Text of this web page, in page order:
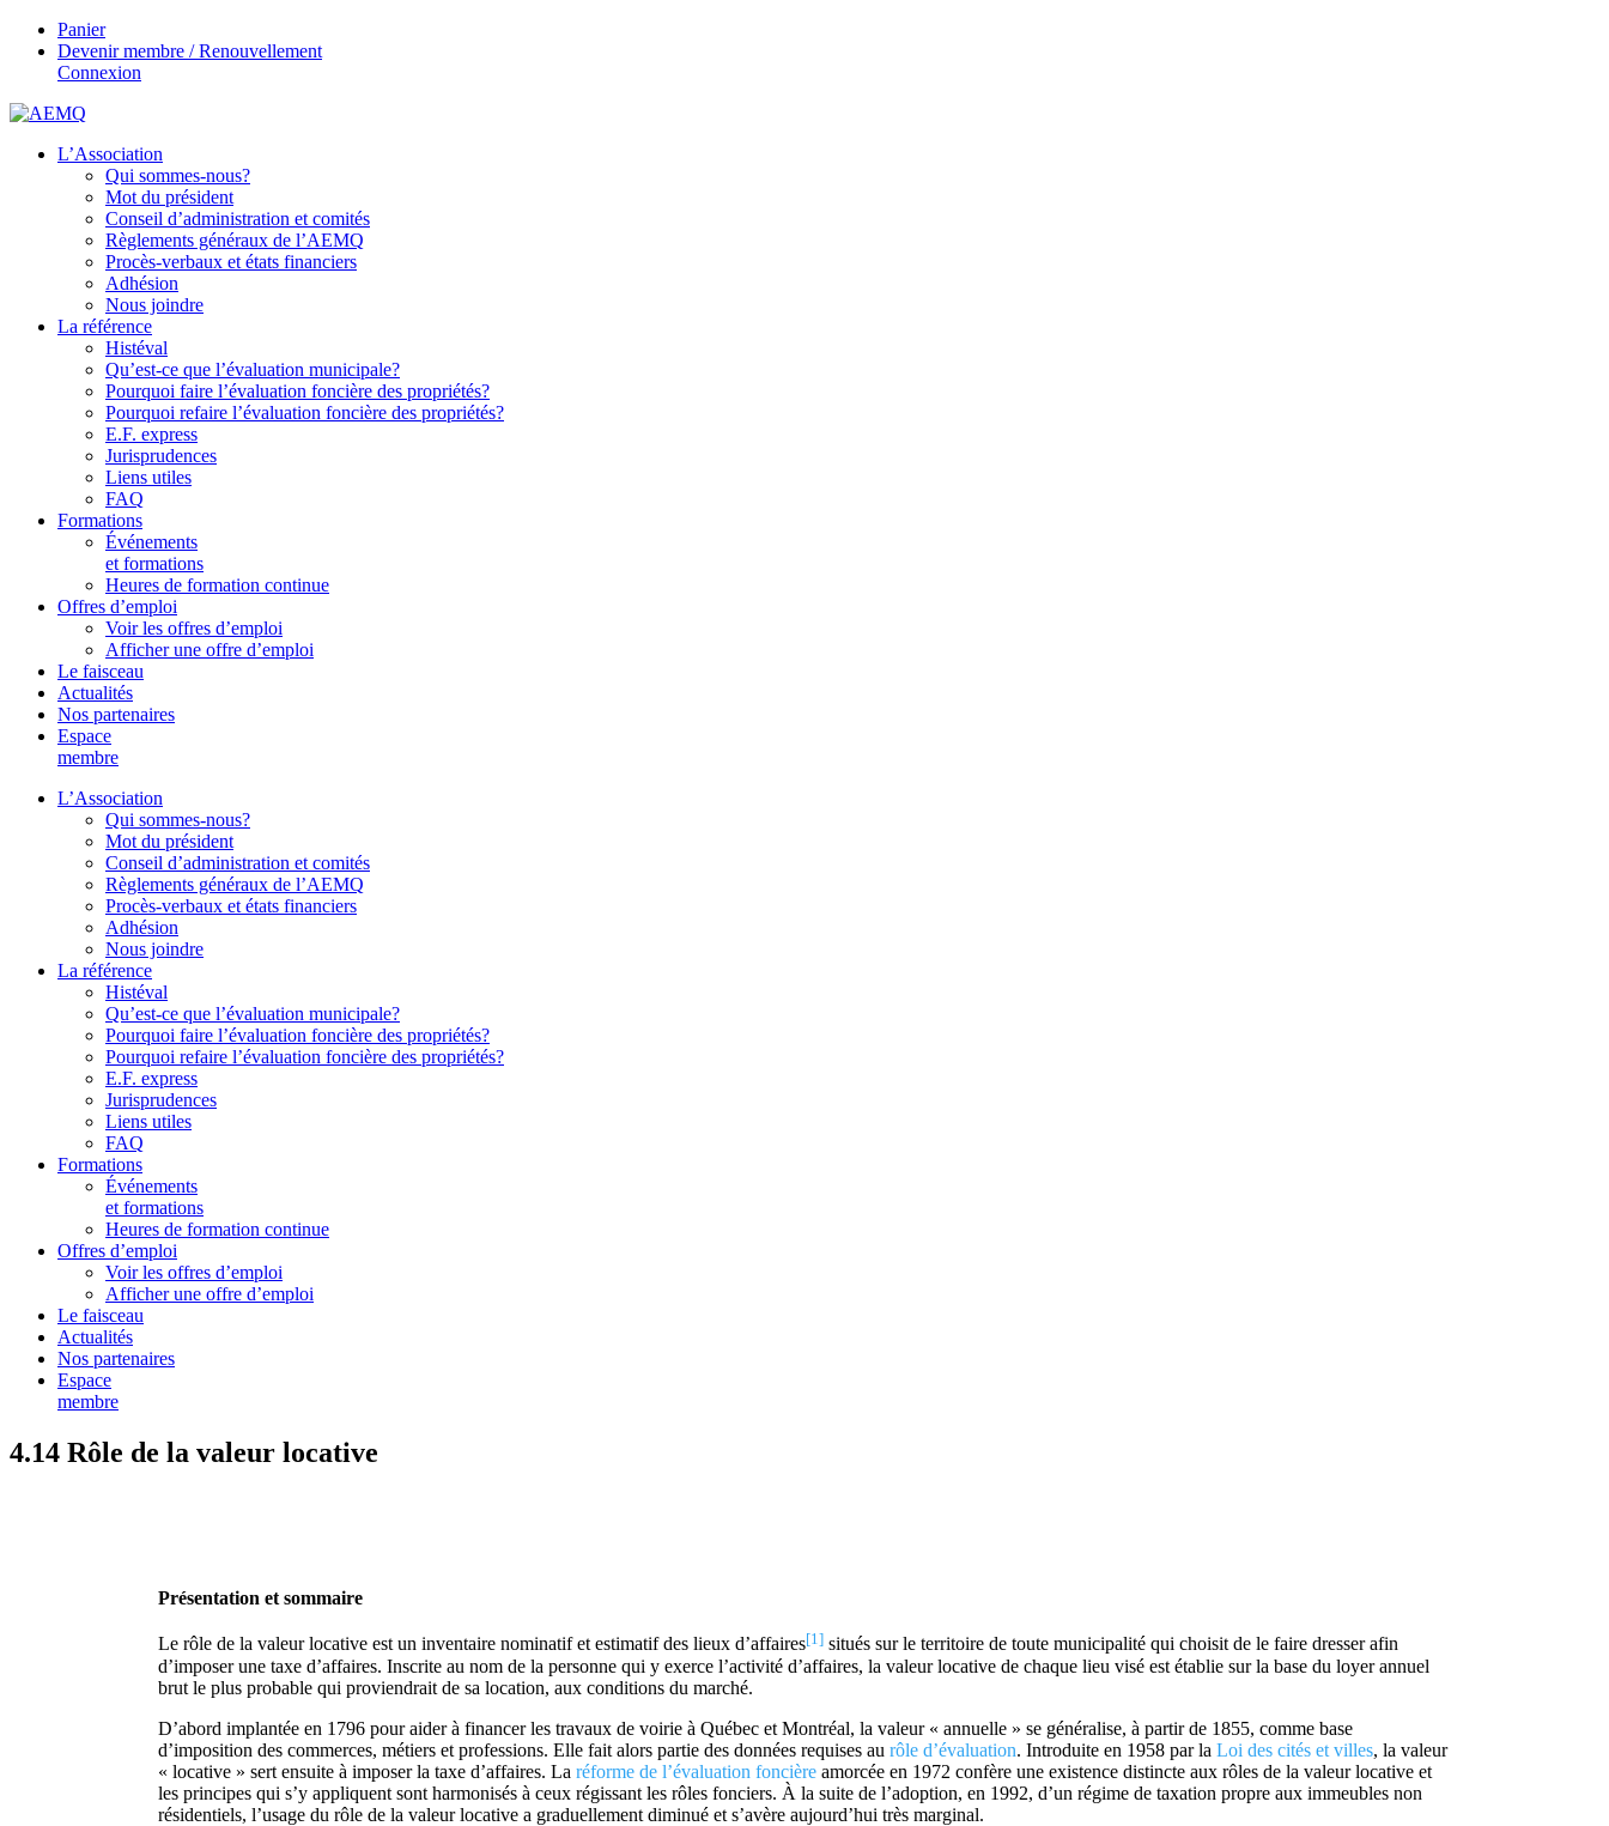
Panier
Devenir membre / Renouvellement
Connexion
L’Association
Qui sommes-nous?
Mot du président
Conseil d’administration et comités
Règlements généraux de l’AEMQ
Procès-verbaux et états financiers
Adhésion
Nous joindre
La référence
Histéval
Qu’est-ce que l’évaluation municipale?
Pourquoi faire l’évaluation foncière des propriétés?
Pourquoi refaire l’évaluation foncière des propriétés?
E.F. express
Jurisprudences
Liens utiles
FAQ
Formations
Événements
et formations
Heures de formation continue
Offres d’emploi
Voir les offres d’emploi
Afficher une offre d’emploi
Le faisceau
Actualités
Nos partenaires
Espace
membre
L’Association
Qui sommes-nous?
Mot du président
Conseil d’administration et comités
Règlements généraux de l’AEMQ
Procès-verbaux et états financiers
Adhésion
Nous joindre
La référence
Histéval
Qu’est-ce que l’évaluation municipale?
Pourquoi faire l’évaluation foncière des propriétés?
Pourquoi refaire l’évaluation foncière des propriétés?
E.F. express
Jurisprudences
Liens utiles
FAQ
Formations
Événements
et formations
Heures de formation continue
Offres d’emploi
Voir les offres d’emploi
Afficher une offre d’emploi
Le faisceau
Actualités
Nos partenaires
Espace
membre
4.14 Rôle de la valeur locative
Présentation et sommaire
Le rôle de la valeur locative est un inventaire nominatif et estimatif des lieux d’affaires[1] situés sur le territoire de toute municipalité qui choisit de le faire dresser afin
d’imposer une taxe d’affaires. Inscrite au nom de la personne qui y exerce l’activité d’affaires, la valeur locative de chaque lieu visé est établie sur la base du loyer annuel
brut le plus probable qui proviendrait de sa location, aux conditions du marché.
D’abord implantée en 1796 pour aider à financer les travaux de voirie à Québec et Montréal, la valeur « annuelle » se généralise, à partir de 1855, comme base
d’imposition des commerces, métiers et professions. Elle fait alors partie des données requises au rôle d’évaluation. Introduite en 1958 par la Loi des cités et villes, la valeur
« locative » sert ensuite à imposer la taxe d’affaires. La réforme de l’évaluation foncière amorcée en 1972 confère une existence distincte aux rôles de la valeur locative et
les principes qui s’y appliquent sont harmonisés à ceux régissant les rôles fonciers. À la suite de l’adoption, en 1992, d’un régime de taxation propre aux immeubles non
résidentiels, l’usage du rôle de la valeur locative a graduellement diminué et s’avère aujourd’hui très marginal.